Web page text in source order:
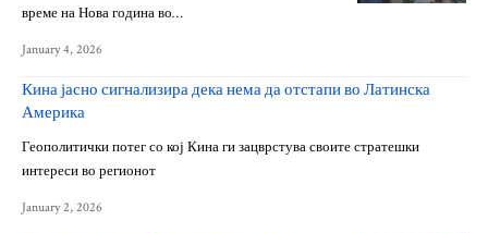
време на Нова година во…
January 4, 2026
Кина јасно сигнализира дека нема да отстапи во Латинска
Америка
Геополитички потег со кој Кина ги зацврстува своите стратешки
интереси во регионот
January 2, 2026